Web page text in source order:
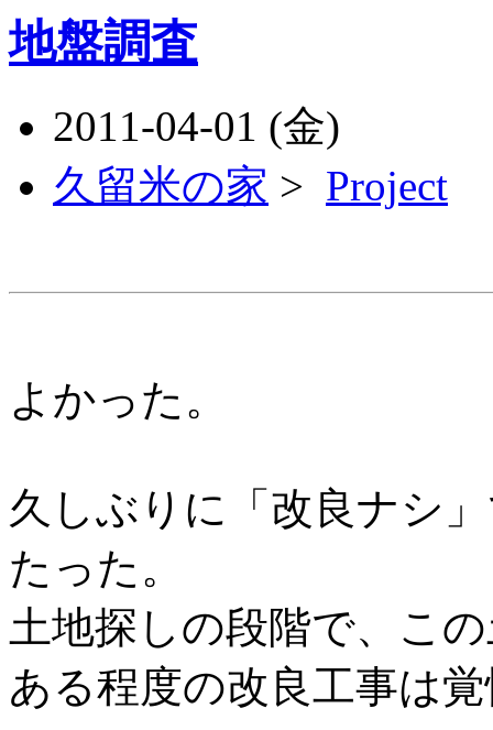
地盤調査
2011-04-01 (金)
久留米の家 > Project
よかった。
久しぶりに「改良ナシ
たった。
土地探しの段階で、こ
ある程度の改良工事は